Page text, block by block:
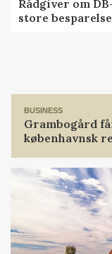
Rådgiver om
store
BUSINESS
Grambogård
københavnsk